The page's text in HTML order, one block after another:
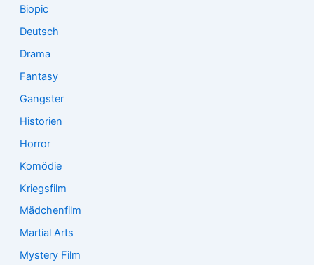
Biopic
Deutsch
Drama
Fantasy
Gangster
Historien
Horror
Komödie
Kriegsfilm
Mädchenfilm
Martial Arts
Mystery Film